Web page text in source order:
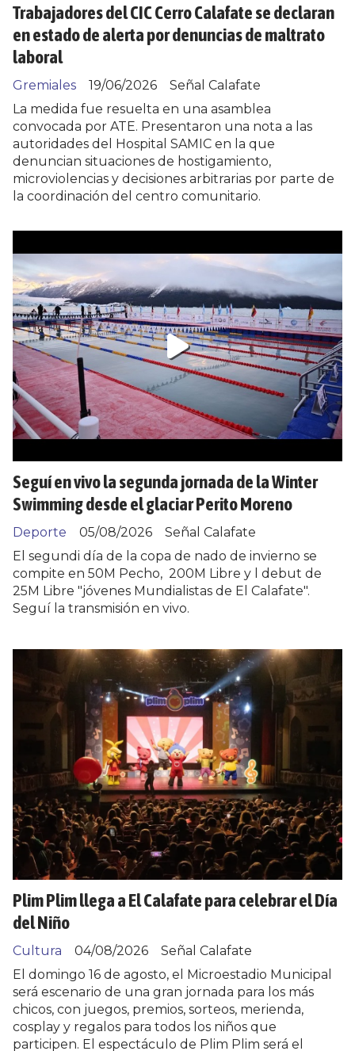
Trabajadores del CIC Cerro Calafate se declaran
en estado de alerta por denuncias de maltrato
laboral
Señal Calafate
Gremiales
19/06/2026
La medida fue resuelta en una asamblea
convocada por ATE. Presentaron una nota a las
autoridades del Hospital SAMIC en la que
denuncian situaciones de hostigamiento,
microviolencias y decisiones arbitrarias por parte de
la coordinación del centro comunitario.
Seguí en vivo la segunda jornada de la Winter
Swimming desde el glaciar Perito Moreno
Señal Calafate
Deporte
05/08/2026
El segundi día de la copa de nado de invierno se
compite en 50M Pecho, 200M Libre y l debut de
25M Libre "jóvenes Mundialistas de El Calafate".
Seguí la transmisión en vivo.
Plim Plim llega a El Calafate para celebrar el Día
del Niño
Señal Calafate
Cultura
04/08/2026
El domingo 16 de agosto, el Microestadio Municipal
será escenario de una gran jornada para los más
chicos, con juegos, premios, sorteos, merienda,
cosplay y regalos para todos los niños que
participen. El espectáculo de Plim Plim será el